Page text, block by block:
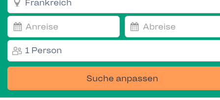
1 Person
Suche anpassen